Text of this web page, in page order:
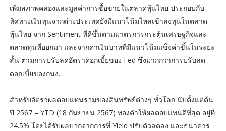
เพิ่มสภาพคล่องและมูลค่าการซื้อขายในตลาดหุ้นไทย ประกอบกับ
ทิศทางเงินทุนจากต่างประเทศยังมีแนวโน้มไหลเข้าลงทุนในตลาด
หุ้นไทย จาก Sentiment ที่ดีขึ้นตามมาตรการกระตุ้นเศรษฐกิจและ
ตลาดทุนที่ออกมา และจากค่าเงินบาทที่มีแนวโน้มแข็งค่าขึ้นในระยะ
สั้น ตามการปรับลดอัตราดอกเบี้ยของ Fed ซึ่งมากกว่าการปรับลด
ดอกเบี้ยของกนง.
สำหรับอัตราผลตอบแทนรวมของสินทรัพย์ต่างๆ ทั่วโลก นับตั้งแต่ต้น
ปี 2567 – YTD (18 กันยายน 2567) ทองคำให้ผลตอบแทนดีที่สุด อยู่ที่
24.5% โดยได้รับผลบวกจากการที่ Yield ปรับตัวลดลง และธนาคาร